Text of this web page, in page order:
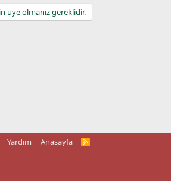
üye olmanız gereklidir.
Yardım Anasayfa
R